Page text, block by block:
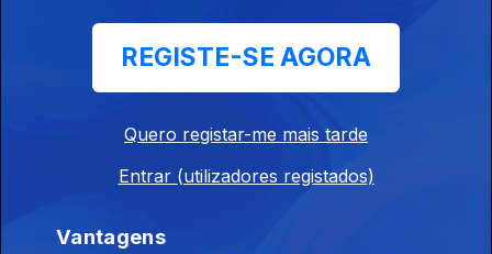
Sedrick
REGISTE-SE AGORA
Quero registar-me mais tarde
Entrar (utilizadores registados)
Vantagens